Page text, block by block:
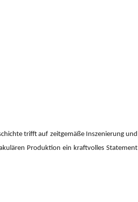
trifft auf zeitgemäße Inszenierung und
Produktion ein kraftvolles Statement